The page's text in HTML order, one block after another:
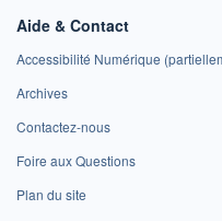
Aide & Contact
Accessibilité Numérique
Archives
Contactez-nous
Foire aux Questions
Plan du site